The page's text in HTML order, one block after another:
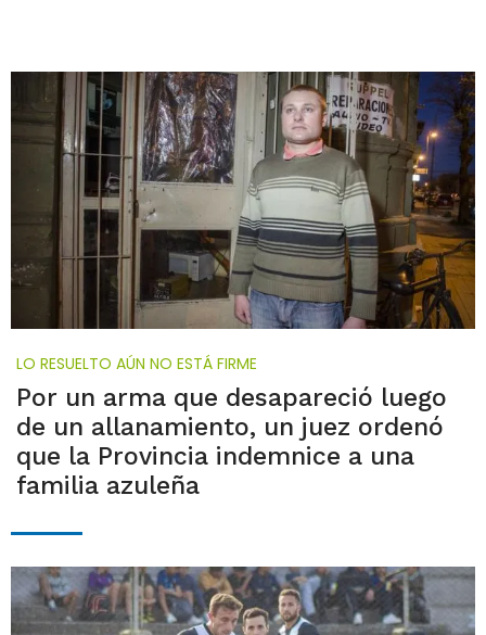
LO RESUELTO AÚN NO ESTÁ FIRME
Por un arma que desapareció luego
de un allanamiento, un juez ordenó
que la Provincia indemnice a una
familia azuleña